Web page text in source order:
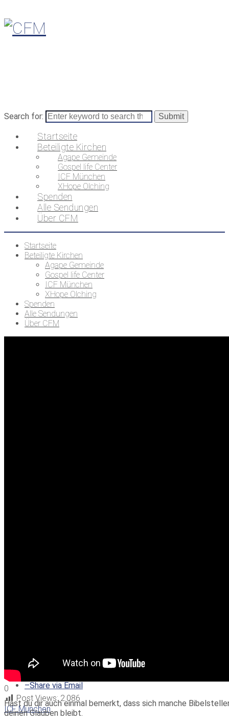
Search for:
Startseite
Beteiligte Kirchen
Agape Gemeinde
Gospel life Center
ICF München
XHope Olching
Spenden
Alle Sendungen
Über CFM
Startseite
Beteiligte Kirchen
Agape Gemeinde
Gospel life Center
ICF München
XHope Olching
Spenden
Alle Sendungen
Über CFM
0
Post Views: 2.086
ICF München
Share on Twitter
–Share on Facebook
–Share via Email
Hast du dir auch einmal bemerkt, dass sich manche
deinen Glauben bleibt.